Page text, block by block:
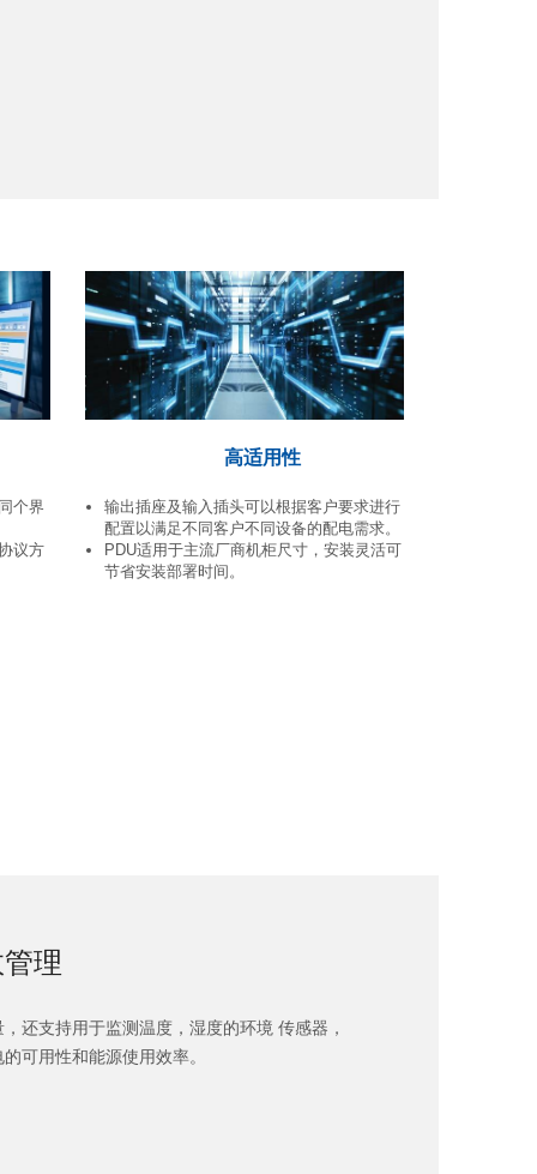
个界
议方
高适用性
输出插座及输入插头可以根据客户要求进行
配置以满足不同客户不同设备的配电需求。
PDU适用于主流厂商机柜尺寸，安装灵活可
节省安装部署时间。
理
还支持用于监测温度，湿度的环境 传感器，
可用性和能源使用效率。